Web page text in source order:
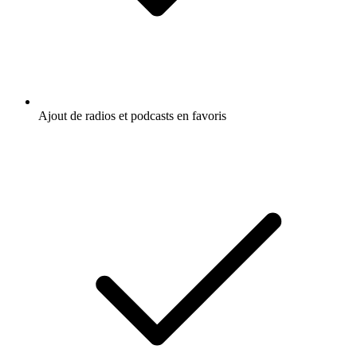
Ajout de radios et podcasts en favoris